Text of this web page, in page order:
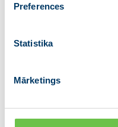
Preferences
Statistika
Mārketings